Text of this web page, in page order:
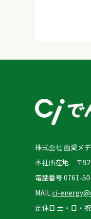
株式会社 歯愛メ
本社所在地 〒
電話番号 0761-
MAIL ci-
定休日 土・日・